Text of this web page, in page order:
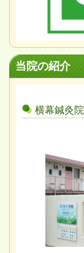
当院の紹介
横幕鍼灸院